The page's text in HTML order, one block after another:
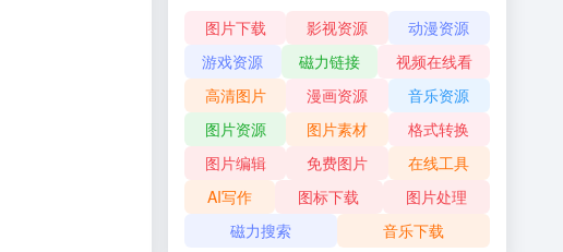
图片下载 影视资源
动漫资源
游戏资源
磁力链接
视频在线看
高清图片
漫画资源
音乐资源
图片资源
图片素材
格式转换
图片编辑
免费图片
在线工具
AI写作
图标下载
图片处理
磁力搜索
音乐下载